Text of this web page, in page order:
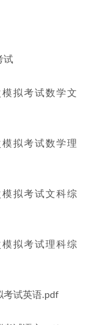
试
拟考试数学文
拟考试数学理
拟考试文科综
拟考试理科综
考试英语.pdf